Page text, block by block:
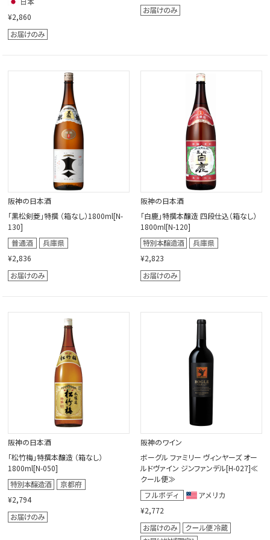
¥2,860
阪神の日本酒
「黒松剣菱」特撰 （箱なし）1800ml[N-
130]
¥2,836
阪神の日本酒
「白鹿」特撰本醸造 四段仕込（箱なし）
1800ml[N-120]
¥2,823
阪神の日本酒
「松竹梅」特撰本醸造 （箱なし）
1800ml[N-050]
¥2,794
阪神のワイン
ボーグル ファミリー ヴィンヤーズ オー
ルドヴァイン ジンファンデル[H-027]≪
クール便≫
¥2,772